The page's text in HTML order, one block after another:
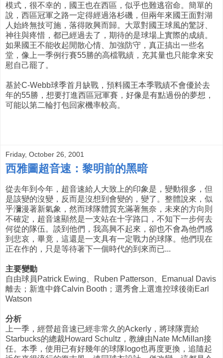
模式，很不幸的，國王也在西區，似乎也難逃宿命。簡單的
說，西區冠軍之路一定得經過洛杉磯，但兩年來國王面對湖
人始終無技可施，落得敗興而歸。大眾對國王球風的驚訝、
神往與疼惜，都已經過去了，期待的是球場上實際的成績。
如果國王不能收起閒散心情、加強防守，真正搞出一些名
堂，像上一季例行賽55勝的高檔戰績，充其量也只能拿來安
慰自己罷了。
基於C-Webb球季首月缺戰，預料國王本季戰績不會優於去
年的55勝，想要打進西區冠軍賽，好像是有點過份的夢想，
可能以第二輪打包回家機率較高。
Friday, October 26, 2001
西雅圖超音速：黎明前的黑暗
從去年到今年，超音速給人大致上的印象是，變動很多，但
是該變的沒變，反而是沒想到會變的，變了。整體說來，似
乎瀰漫著新氣象，然而球隊體質充滿著無奈，未來的方向則
不確定，超音速顯然是一支站在十字路口，不知下一步何去
何從的隊伍。談到他們，我高興不起來，卻也不會為他們感
到悲哀，畢竟，這還是一支具有一定戰力的球隊。他們現在
正在作的，只是等待著下一個時代的到來而已...
主要變動
自由球員Patrick Ewing、Ruben Patterson、Emanual Davis
離去；新進中鋒Calvin Booth；選秀會上選進控球後衛Earl
Watson
分析
上一季，經營超音速已經非常久的Ackerly，將球隊賣給
Starbucks的總裁Howard Schultz，教練由Nate McMillan接
任。本季，使用已有好幾年的球隊logo也再度更換，追隨起